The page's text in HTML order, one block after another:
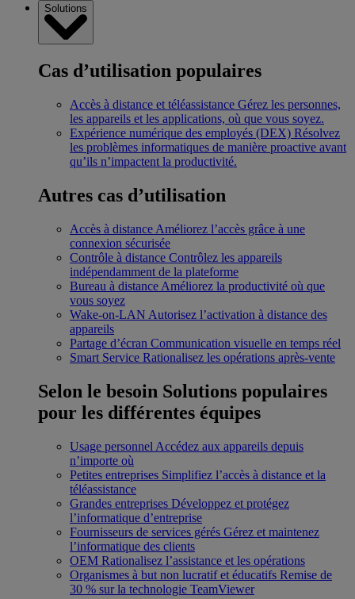
Solutions
Cas d’utilisation populaires
Accès à distance et téléassistance Gérez les personnes,
les appareils et les applications, où que vous soyez.
Expérience numérique des employés (DEX) Résolvez
les problèmes informatiques de manière proactive avant
qu’ils n’impactent la productivité.
Autres cas d’utilisation
Accès à distance Améliorez l’accès grâce à une
connexion sécurisée
Contrôle à distance Contrôlez les appareils
indépendamment de la plateforme
Bureau à distance Améliorez la productivité où que
vous soyez
Wake-on-LAN Autorisez l’activation à distance des
appareils
Partage d’écran Communication visuelle en temps réel
Smart Service Rationalisez les opérations après-vente
Selon le besoin Solutions populaires
pour les différentes équipes
Usage personnel Accédez aux appareils depuis
n’importe où
Petites entreprises Simplifiez l’accès à distance et la
téléassistance
Grandes entreprises Développez et protégez
l’informatique d’entreprise
Fournisseurs de services gérés Gérez et maintenez
l’informatique des clients
OEM Rationalisez l’assistance et les opérations
Organismes à but non lucratif et éducatifs Remise de
30 % sur la technologie TeamViewer